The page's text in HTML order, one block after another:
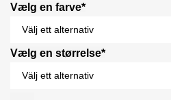
Vælg en farve*
Vælg en størrelse*